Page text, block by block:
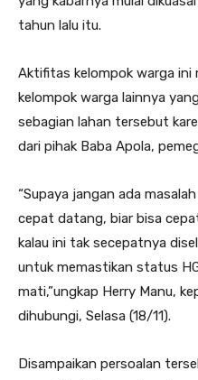
tahun lalu itu.
Aktifitas kelompok warga ini
kelompok warga lainnya
sebagian lahan tersebut
dari pihak Baba Apola,
“Supaya jangan ada
cepat datang, biar bisa
kalau ini tak secepatnya
untuk memastikan status
mati,”ungkap Herry Manu,
dihubungi, Selasa (18/11).
Disampaikan persoalan